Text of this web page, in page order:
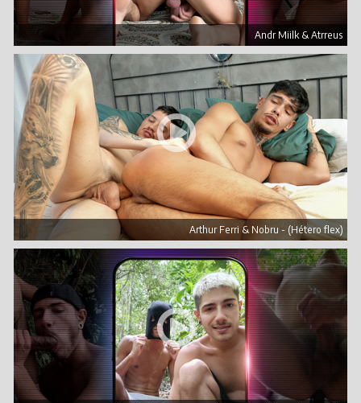
Andr Miilk & Atrreus
Arthur Ferri & Nobru - (Hétero flex)